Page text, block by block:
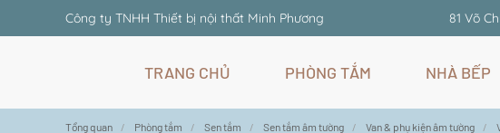
content
Công ty TNHH Thiết bị nội thất Minh Phương 81 Võ
TRANG CHỦ PHÒNG TẮM NHÀ BẾP
Tổng quan Phòng tắm Sen tắm Sen tắm âm tường Van & phụ kiện âm tường